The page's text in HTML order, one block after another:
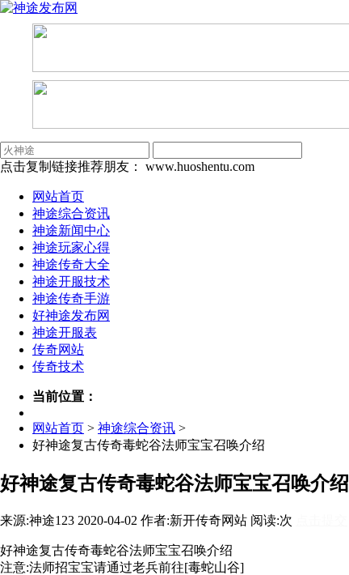
点击复制链接推荐朋友： www.huoshentu.com
网站首页
神途综合资讯
神途新闻中心
神途玩家心得
神途传奇大全
神途开服技术
神途传奇手游
好神途发布网
神途开服表
传奇网站
传奇技术
当前位置：
网站首页 > 神途综合资讯 >
好神途复古传奇毒蛇谷法师宝宝召唤介绍
好神途复古传奇毒蛇谷法师宝宝召唤介绍
来源:神途123 2020-04-02 作者:新开传奇网站 阅读:次
好神途复古传奇毒蛇谷法师宝宝召唤介绍
注意:法师招宝宝请通过老兵前往[毒蛇山谷]